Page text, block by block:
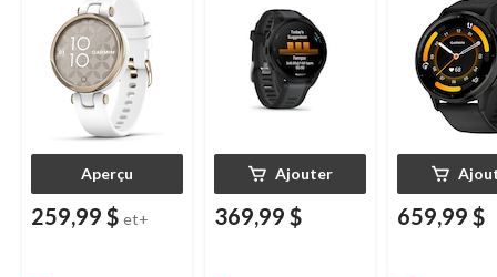
Aperçu
259,99 $ et+
AMOLED,
noir/ardoise
Ajouter
369,99 $
de santé et
en forme, noir
659,99 $